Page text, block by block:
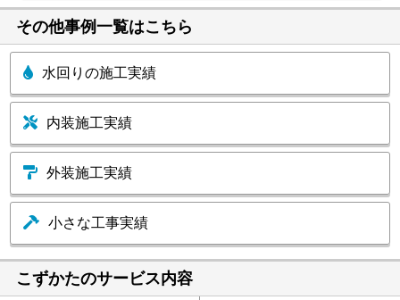
その他事例一覧はこちら
水回りの施工実績
内装施工実績
外装施工実績
小さな工事実績
こずかたのサービス内容